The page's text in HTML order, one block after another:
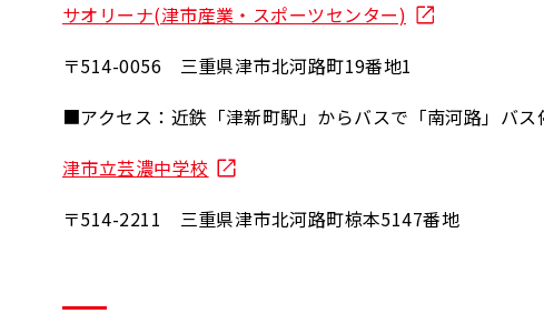
サオリーナ(津市産業・スポーツセンター)
〒514-0056 三重県津市北河路町19番地1
■アクセス：近鉄「津新町駅」からバスで「南河路」バ
津市立芸濃中学校
〒514-2211 三重県津市北河路町椋本5147番地